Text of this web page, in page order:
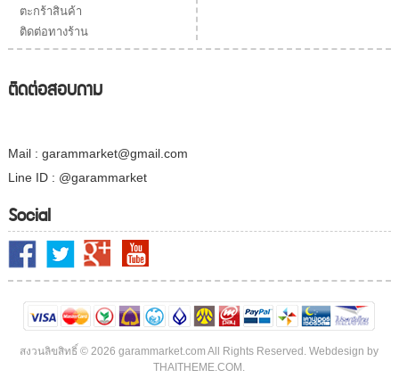
ตะกร้าสินค้า
ติดต่อทางร้าน
ติดต่อสอบถาม
Mail : garammarket@gmail.com
Line ID : @garammarket
Social
สงวนลิขสิทธิ์ © 2026 garammarket.com All Rights Reserved. Webdesign by
THAITHEME.COM.